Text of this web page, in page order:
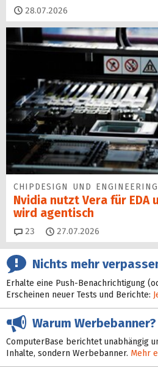
28.07.2026
CHIPDESIGN UND ENGINEERING
Nvidia nutzt Vera für EDA
wird agentisch
23 Kommentare
27.07.2026
Nichts mehr
Erhalte eine Push-Benachrichtigung
Erscheinen neuer Tests und Berichte:
Warum Werbebanner?
ComputerBase berichtet unabhängig
Inhalte, sondern Werbebanner. Mehr